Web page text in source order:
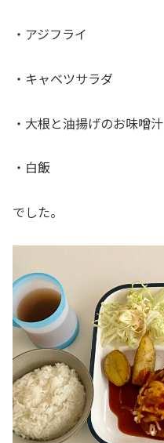
・アジフライ
・キャベツサラダ
・大根と油揚げのお味噌汁
・白飯
でした。